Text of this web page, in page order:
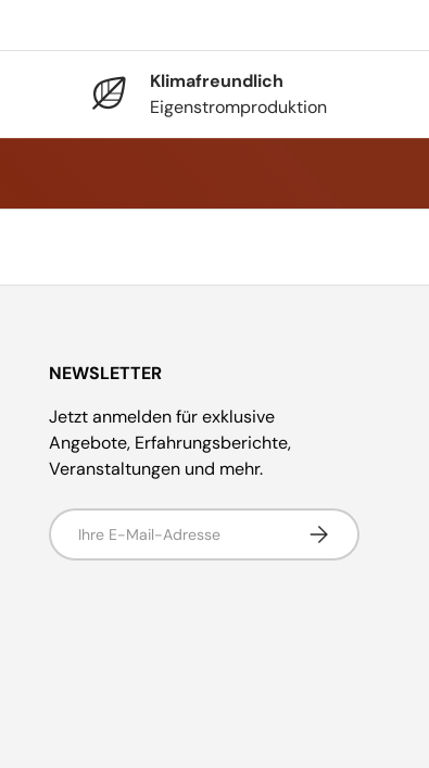
Klimafreundlich
Eigenstromproduktion
NEWSLETTER
Jetzt anmelden für exklusive
Angebote, Erfahrungsberichte,
Veranstaltungen und mehr.
E-Mail Abonnieren